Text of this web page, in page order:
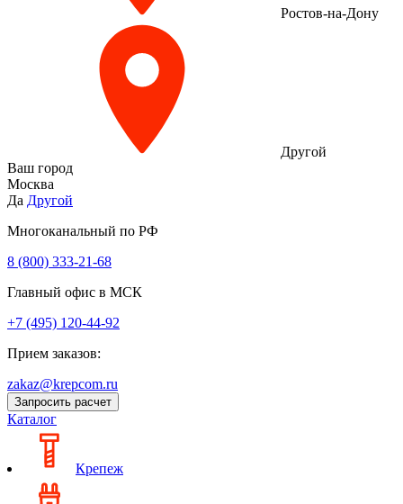
Ростов-на-Дону
Другой
Ваш город
Москва
Да Другой
Многоканальный по РФ
8 (800) 333‑21-68
Главный офис в МСК
+7 (495) 120-44-92
Прием заказов:
zakaz@krepcom.ru
Запросить расчет
Каталог
Крепеж